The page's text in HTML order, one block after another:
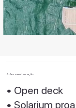
Sobre a embarcação
• Open deck
• ⁠Solarium proa